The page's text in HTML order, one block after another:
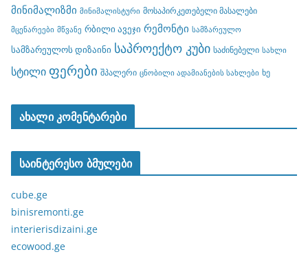
მინიმალიზმი მინიმალისტური მოსაპირკეთებელი მასალები
მცენარეები მწვანე რბილი ავეჯი რემონტი სამზარეულო
სამზარეულოს დიზაინი საპროექტო კუბი საძინებელი სახლი
სტილი ფერები შპალერი ცნობილი ადამიანების სახლები ხე
ახალი კომენტარები
საინტერესო ბმულები
cube.ge
binisremonti.ge
interierisdizaini.ge
ecowood.ge